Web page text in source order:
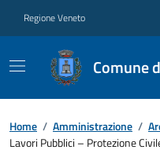
Regione Veneto
Comune
Home / Amministrazione /
Lavori Pubblici – Protezione